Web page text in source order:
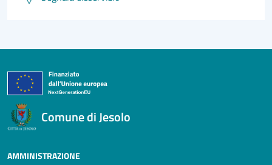
Comune di Jesolo
AMMINISTRAZIONE